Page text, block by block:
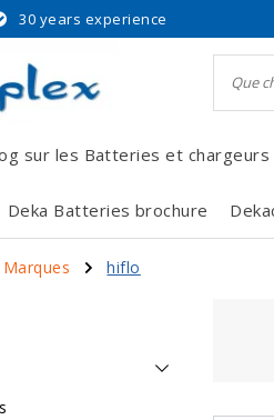
30 years experience
sur les Batteries et chargeurs
Deka Batteries brochure
Marques hiflo